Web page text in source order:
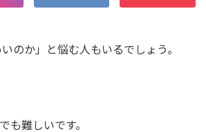
のか」と悩む人もいるでしょう。
も難しいです。